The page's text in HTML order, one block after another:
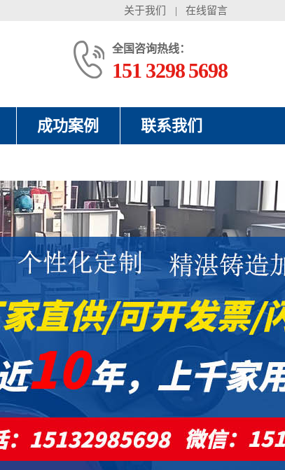
关于我们 | 在线留言
全国咨询热线：
151 3298 5698
成功案例 联系我们